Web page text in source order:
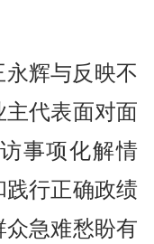
辉与反映不
代表面对面
事项化解情
行正确政绩
急难愁盼有